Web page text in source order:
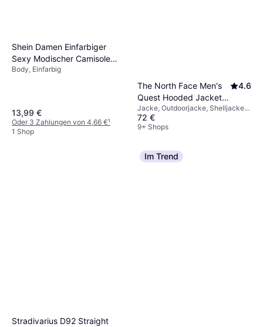
Shein Damen Einfarbiger
Sexy Modischer Camisole
Bodysuit
Body, Einfarbig
13,99 €
Oder 3 Zahlungen von 4,66 €¹
1 Shop
The North Face Men's
Quest Hooded Jacket -
Tnf Black
4.6
Jacke, Outdoorjacke, Shelljacke,
Einfarbig, Material: Polyurethan,
Polyester, Kapuze, Winddicht,
Taschen
72 €
9+ Shops
Stradivarius D92 Straight
Im Trend